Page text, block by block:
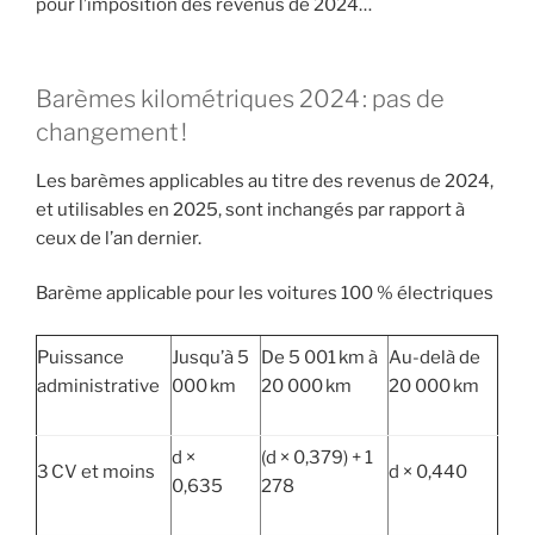
pour l’imposition des revenus de 2024…
Barèmes kilométriques 2024 : pas de
changement !
Les barèmes applicables au titre des revenus de 2024,
et utilisables en 2025, sont inchangés par rapport à
ceux de l’an dernier.
Barème applicable pour les voitures 100 % électriques
Puissance
administrative
Jusqu’à 5
000 km
De 5 001 km à
20 000 km
Au-delà de
20 000 km
3 CV et moins
d ×
0,635
(d × 0,379) + 1
278
d × 0,440